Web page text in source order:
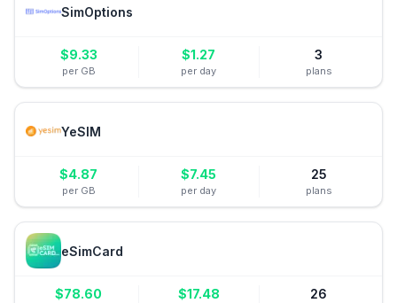
SimOptions
$9.33
per GB
$1.27
per day
3
plans
YeSIM
$4.87
per GB
$7.45
per day
25
plans
eSimCard
$78.60 $17.48 26